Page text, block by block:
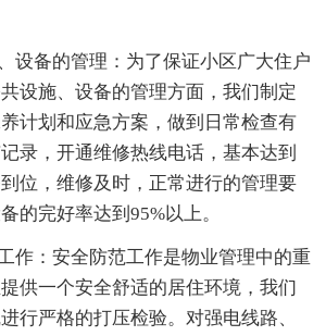
设备的管理：为了保证小区广大住户
设施、设备的管理方面，我们制定
计划和应急方案，做到日常检查有
录，开通维修热线电话，基本达到
位，维修及时，正常进行的管理要
的完好率达到95%以上。
作：安全防范工作是物业管理中的重
供一个安全舒适的居住环境，我们
行严格的打压检验。对强电线路、